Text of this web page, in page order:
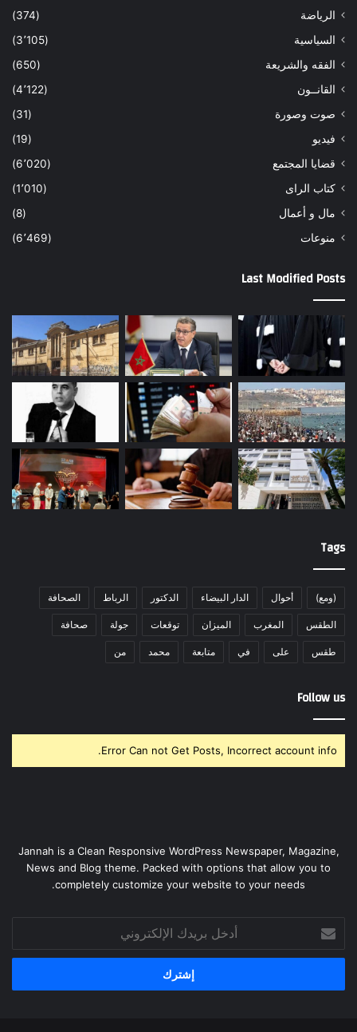
الرياضة
(374)
السياسية
(3٬105)
الفقه والشريعة
(650)
القانــون
(4٬122)
صوت وصورة
(31)
فيديو
(19)
قضايا المجتمع
(6٬020)
كتاب الراى
(1٬010)
مال و أعمال
(8)
منوعات
(6٬469)
Last Modified Posts
Tags
(ومع) أحوال الدار البيضاء الدكتور الرباط الصحافة
الطقس المغرب الميزان توقعات جولة صحافة
طقس على في متابعة محمد من
Follow us
Error Can not Get Posts, Incorrect account info.
Jannah is a Clean Responsive WordPress Newspaper, Magazine,
News and Blog theme. Packed with options that allow you to
completely customize your website to your needs.
بريدك
الإلكتروني